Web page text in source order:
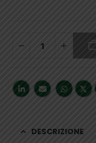
DESCRIZIONE